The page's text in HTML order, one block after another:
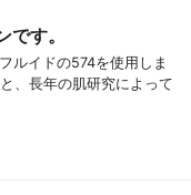
す。
ルイドの574を使用しま
、長年の肌研究によって